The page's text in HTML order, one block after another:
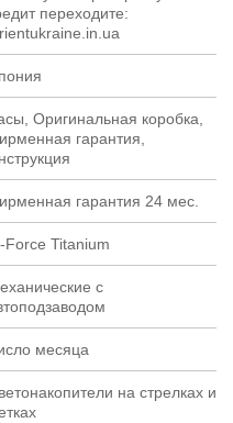
переходите:
Оригинальная коробка,
гарантия,
гарантия 24 мес.
Force Titanium
с
месяца
на стрелках и